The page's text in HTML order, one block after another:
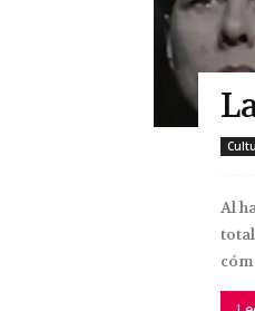
Al